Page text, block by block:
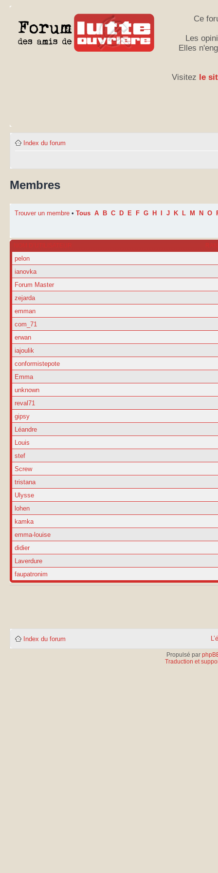
Ce
Les
Elles
Visitez le
Index du forum
Membres
Trouver un membre • Tous A B C D E F G H J K L M N O
NOM D’UTILISATEUR
pelon
ianovka
Forum Master
zejarda
emman
com_71
erwan
iajoulik
conformistepote
Emma
unknown
reval71
gipsy
Léandre
Louis
stef
Screw
tristana
Ulysse
lohen
kamka
emma-louise
didier
Laverdure
faupatronim
Index du forum
Propulsé par
Traduction et